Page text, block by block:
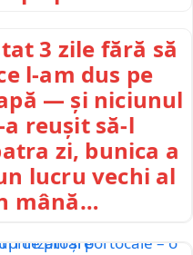
3 zile fără să
l-am dus pe
— și niciunul
reușit să-l
zi, bunica a
lucru vechi al
mână…